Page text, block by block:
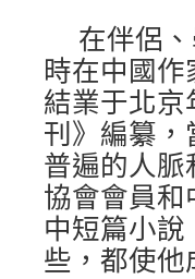
在伴侶
時在中國
結業于北
刊》編纂
普遍的人
協會會員
中短篇小
些，都使